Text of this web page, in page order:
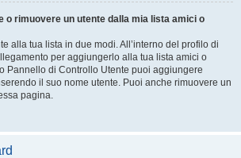
o rimuovere un utente dalla mia lista amici o
alla tua lista in due modi. All’interno del profilo di
per aggiungerlo alla tua lista amici o
Pannello di Controllo Utente puoi aggiungere
il suo nome utente. Puoi anche rimuovere un
pagina.